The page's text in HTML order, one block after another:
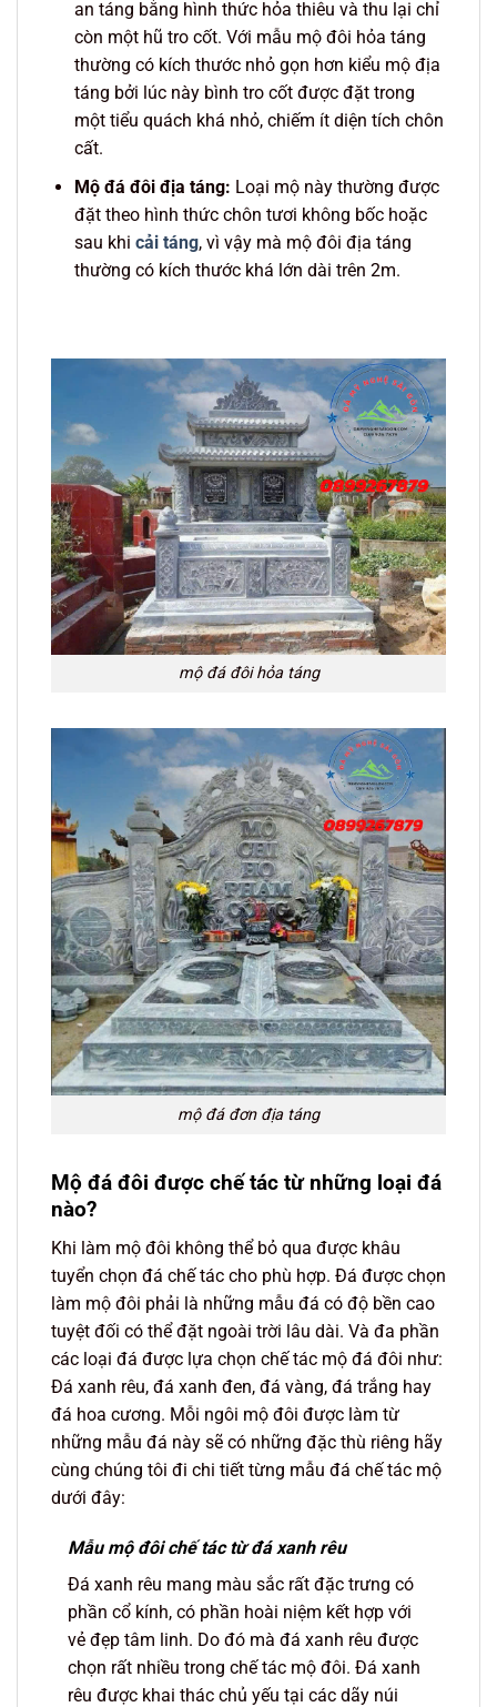
an táng bằng hình thức hỏa thiêu và thu lại chỉ
còn một hũ tro cốt. Với mẫu mộ đôi hỏa táng
thường có kích thước nhỏ gọn hơn kiểu mộ địa
táng bởi lúc này bình tro cốt được đặt trong
một tiểu quách khá nhỏ, chiếm ít diện tích chôn
cất.
Mộ đá đôi địa táng: Loại mộ này thường được
đặt theo hình thức chôn tươi không bốc hoặc
sau khi cải táng, vì vậy mà mộ đôi địa táng
thường có kích thước khá lớn dài trên 2m.
mộ đá đôi hỏa táng
mộ đá đơn địa táng
Mộ đá đôi được chế tác từ những loại đá
nào?
Khi làm mộ đôi không thể bỏ qua được khâu
tuyển chọn đá chế tác cho phù hợp. Đá được chọn
làm mộ đôi phải là những mẫu đá có độ bền cao
tuyệt đối có thể đặt ngoài trời lâu dài. Và đa phần
các loại đá được lựa chọn chế tác mộ đá đôi như:
Đá xanh rêu, đá xanh đen, đá vàng, đá trắng hay
đá hoa cương. Mỗi ngôi mộ đôi được làm từ
những mẫu đá này sẽ có những đặc thù riêng hãy
cùng chúng tôi đi chi tiết từng mẫu đá chế tác mộ
dưới đây:
Mẫu mộ đôi chế tác từ đá xanh rêu
Đá xanh rêu mang màu sắc rất đặc trưng có
phần cổ kính, có phần hoài niệm kết hợp với
vẻ đẹp tâm linh. Do đó mà đá xanh rêu được
chọn rất nhiều trong chế tác mộ đôi. Đá xanh
rêu được khai thác chủ yếu tại các dãy núi